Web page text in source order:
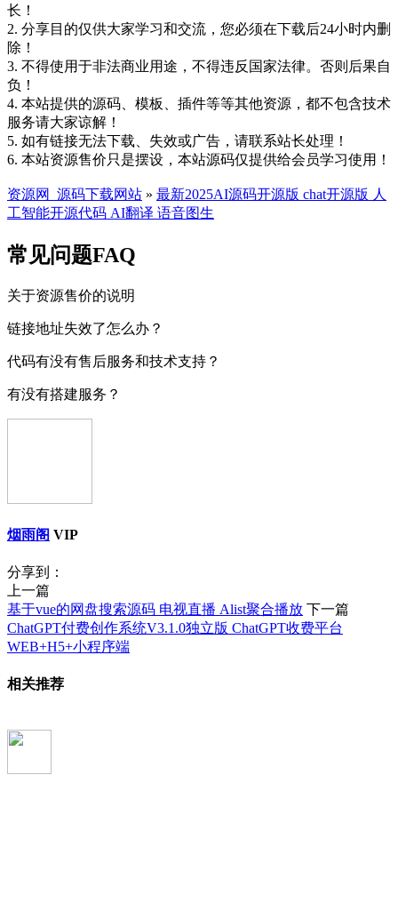
长！
2. 分享目的仅供大家学习和交流，您必须在下载后24小时内删
除！
3. 不得使用于非法商业用途，不得违反国家法律。否则后果自
负！
4. 本站提供的源码、模板、插件等等其他资源，都不包含技术
服务请大家谅解！
5. 如有链接无法下载、失效或广告，请联系站长处理！
6. 本站资源售价只是摆设，本站源码仅提供给会员学习使用！
资源网_源码下载网站 » 最新2025AI源码开源版 chat开源版 人
工智能开源代码 AI翻译 语音图生
常见问题FAQ
关于资源售价的说明
链接地址失效了怎么办？
代码有没有售后服务和技术支持？
有没有搭建服务？
烟雨阁 VIP
分享到：
上一篇
基于vue的网盘搜索源码 电视直播 Alist聚合播放 下一篇
ChatGPT付费创作系统V3.1.0独立版 ChatGPT收费平台
WEB+H5+小程序端
相关推荐